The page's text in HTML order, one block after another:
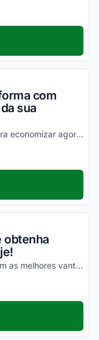
com
sua
Não fique de fora dessa e aproveite para economizar agora mesmo!
obtenha
Não fique de fora dessa e aproveite com as melhores vantagens em todas as suas compras!